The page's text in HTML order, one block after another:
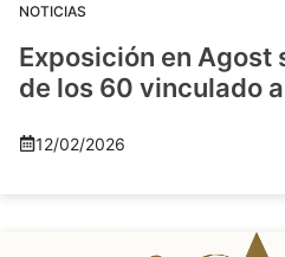
NOTICIAS
Exposición en Agost
de los 60 vinculado
12/02/2026